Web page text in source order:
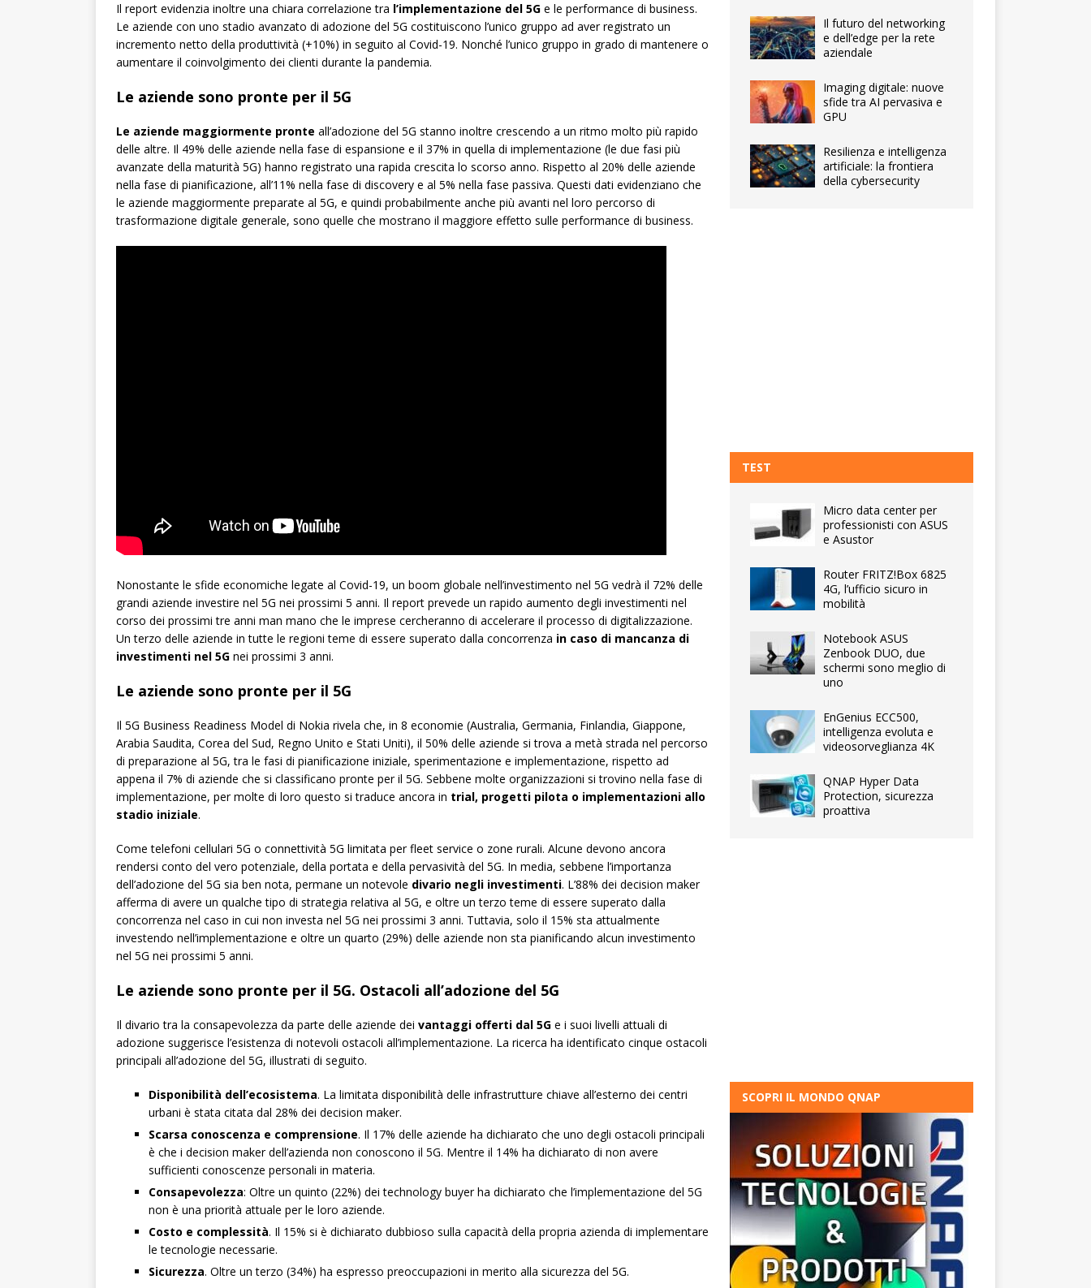
Il report evidenzia inoltre una chiara correlazione tra l’implementazione del 5G e le performance di business.
Le aziende con uno stadio avanzato di adozione del 5G costituiscono l’unico gruppo ad aver registrato un
incremento netto della produttività (+10%) in seguito al Covid-19. Nonché l’unico gruppo in grado di mantenere o
aumentare il coinvolgimento dei clienti durante la pandemia.
Le aziende sono pronte per il 5G
Le aziende maggiormente pronte all’adozione del 5G stanno inoltre crescendo a un ritmo molto più rapido
delle altre. Il 49% delle aziende nella fase di espansione e il 37% in quella di implementazione (le due fasi più
avanzate della maturità 5G) hanno registrato una rapida crescita lo scorso anno. Rispetto al 20% delle aziende
nella fase di pianificazione, all’11% nella fase di discovery e al 5% nella fase passiva. Questi dati evidenziano che
le aziende maggiormente preparate al 5G, e quindi probabilmente anche più avanti nel loro percorso di
trasformazione digitale generale, sono quelle che mostrano il maggiore effetto sulle performance di business.
Nonostante le sfide economiche legate al Covid-19, un boom globale nell’investimento nel 5G vedrà il 72% delle
grandi aziende investire nel 5G nei prossimi 5 anni. Il report prevede un rapido aumento degli investimenti nel
corso dei prossimi tre anni man mano che le imprese cercheranno di accelerare il processo di digitalizzazione.
Un terzo delle aziende in tutte le regioni teme di essere superato dalla concorrenza in caso di mancanza di
investimenti nel 5G nei prossimi 3 anni.
Le aziende sono pronte per il 5G
Il 5G Business Readiness Model di Nokia rivela che, in 8 economie (Australia, Germania, Finlandia, Giappone,
Arabia Saudita, Corea del Sud, Regno Unito e Stati Uniti), il 50% delle aziende si trova a metà strada nel percorso
di preparazione al 5G, tra le fasi di pianificazione iniziale, sperimentazione e implementazione, rispetto ad
appena il 7% di aziende che si classificano pronte per il 5G. Sebbene molte organizzazioni si trovino nella fase di
implementazione, per molte di loro questo si traduce ancora in trial, progetti pilota o implementazioni allo
stadio iniziale.
Come telefoni cellulari 5G o connettività 5G limitata per fleet service o zone rurali. Alcune devono ancora
rendersi conto del vero potenziale, della portata e della pervasività del 5G. In media, sebbene l’importanza
dell’adozione del 5G sia ben nota, permane un notevole divario negli investimenti. L’88% dei decision maker
afferma di avere un qualche tipo di strategia relativa al 5G, e oltre un terzo teme di essere superato dalla
concorrenza nel caso in cui non investa nel 5G nei prossimi 3 anni. Tuttavia, solo il 15% sta attualmente
investendo nell’implementazione e oltre un quarto (29%) delle aziende non sta pianificando alcun investimento
nel 5G nei prossimi 5 anni.
Le aziende sono pronte per il 5G. Ostacoli all’adozione del 5G
Il divario tra la consapevolezza da parte delle aziende dei vantaggi offerti dal 5G e i suoi livelli attuali di
adozione suggerisce l’esistenza di notevoli ostacoli all’implementazione. La ricerca ha identificato cinque ostacoli
principali all’adozione del 5G, illustrati di seguito.
Disponibilità dell’ecosistema. La limitata disponibilità delle infrastrutture chiave all’esterno dei centri
urbani è stata citata dal 28% dei decision maker.
Scarsa conoscenza e comprensione. Il 17% delle aziende ha dichiarato che uno degli ostacoli principali
è che i decision maker dell’azienda non conoscono il 5G. Mentre il 14% ha dichiarato di non avere
sufficienti conoscenze personali in materia.
Consapevolezza: Oltre un quinto (22%) dei technology buyer ha dichiarato che l’implementazione del 5G
non è una priorità attuale per le loro aziende.
Costo e complessità. Il 15% si è dichiarato dubbioso sulla capacità della propria azienda di implementare
le tecnologie necessarie.
Sicurezza. Oltre un terzo (34%) ha espresso preoccupazioni in merito alla sicurezza del 5G.
Il futuro del networking
e dell’edge per la rete
aziendale
Imaging digitale: nuove
sfide tra AI pervasiva e
GPU
Resilienza e intelligenza
artificiale: la frontiera
della cybersecurity
TEST
Micro data center per
professionisti con ASUS
e Asustor
Router FRITZ!Box 6825
4G, l’ufficio sicuro in
mobilità
Notebook ASUS
Zenbook DUO, due
schermi sono meglio di
uno
EnGenius ECC500,
intelligenza evoluta e
videosorveglianza 4K
QNAP Hyper Data
Protection, sicurezza
proattiva
SCOPRI IL MONDO QNAP